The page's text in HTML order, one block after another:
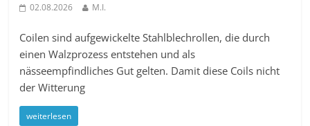
02.08.2026 M.I.
Coilen sind aufgewickelte Stahlblechrollen, die durch
einen Walzprozess entstehen und als
nässeempfindliches Gut gelten. Damit diese Coils nicht
der Witterung
weiterlesen